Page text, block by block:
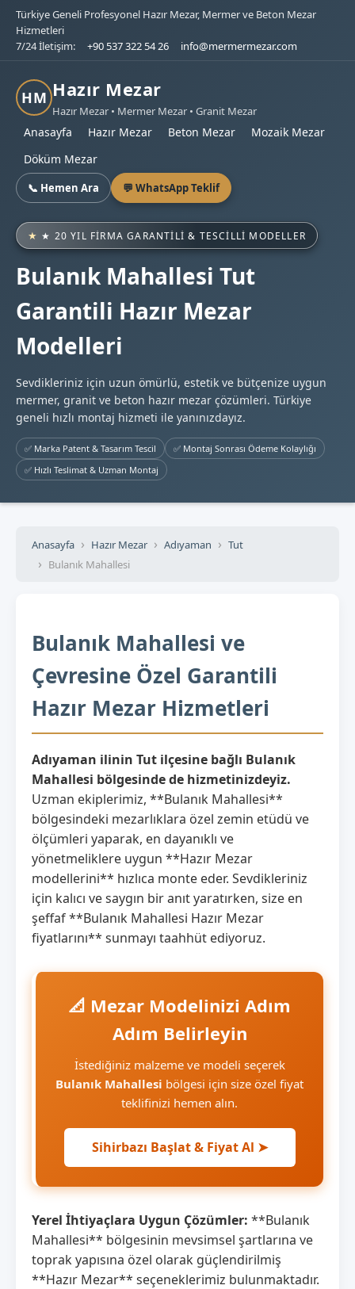
Türkiye Geneli Profesyonel Hazır Mezar, Mermer ve Beton Mezar
Hizmetleri
7/24 İletişim:
+90 537 322 54 26 info@mermermezar.com
HM Hazır Mezar
Hazır Mezar • Mermer Mezar • Granit Mezar
Anasayfa Hazır Mezar Beton Mezar
Mozaik Mezar
Döküm Mezar
📞 Hemen Ara 💬 WhatsApp Teklif
★ 20 YIL FIRMA GARANTILI & TESCILLI MODELLER
Bulanık Mahallesi Tut
Garantili Hazır Mezar
Modelleri
Sevdikleriniz için uzun ömürlü, estetik ve bütçenize uygun
mermer, granit ve beton hazır mezar çözümleri. Türkiye
geneli hızlı montaj hizmeti ile yanınızdayız.
✅ Marka Patent & Tasarım Tescil
✅ Montaj Sonrası Ödeme Kolaylığı
✅ Hızlı Teslimat & Uzman Montaj
Anasayfa Hazır Mezar Adıyaman
Tut
Bulanık Mahallesi
Bulanık Mahallesi ve
Çevresine Özel Garantili
Hazır Mezar Hizmetleri
Adıyaman ilinin Tut ilçesine bağlı Bulanık
Mahallesi bölgesinde de hizmetinizdeyiz.
Uzman ekiplerimiz, **Bulanık Mahallesi**
bölgesindeki mezarlıklara özel zemin etüdü ve
ölçümleri yaparak, en dayanıklı ve
yönetmeliklere uygun **Hazır Mezar
modellerini** hızlıca monte eder. Sevdikleriniz
için kalıcı ve saygın bir anıt yaratırken, size en
şeffaf **Bulanık Mahallesi Hazır Mezar
fiyatlarını** sunmayı taahhüt ediyoruz.
📐 Mezar Modelinizi Adım
Adım Belirleyin
İstediğiniz malzeme ve modeli seçerek
Bulanık Mahallesi bölgesi için size özel fiyat
teklifinizi hemen alın.
Sihirbazı Başlat & Fiyat Al ➤
Yerel İhtiyaçlara Uygun Çözümler: **Bulanık
Mahallesi** bölgesinin mevsimsel şartlarına ve
toprak yapısına özel olarak güçlendirilmiş
**Hazır Mezar** seçeneklerimiz bulunmaktadır.